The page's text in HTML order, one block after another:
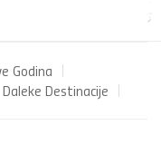
Godina
Daleke Destinacije